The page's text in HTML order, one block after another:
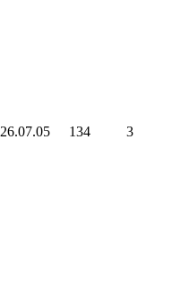
26.07.05 134 3